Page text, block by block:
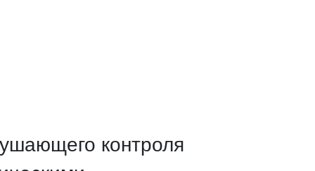
контроля